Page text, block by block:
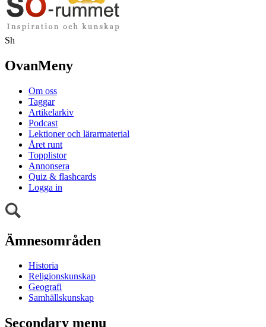
Sh
OvanMeny
Om oss
Taggar
Artikelarkiv
Podcast
Lektioner och lärarmaterial
Året runt
Topplistor
Annonsera
Quiz & flashcards
Logga in
Ämnesområden
Historia
Religionskunskap
Geografi
Samhällskunskap
Secondary menu